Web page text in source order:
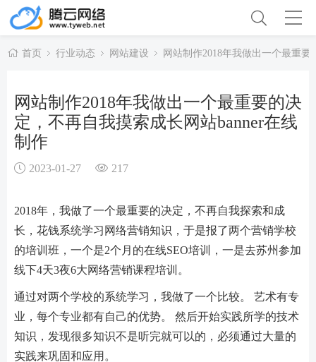
首页 行业动态 网站建设 网站制作2018年我做出一个最重
网站制作2018年我做出一个最重要的决
定，不再自我摸索成长网站banner在线
制作
2023-01-27 217
2018年，我做了一个最重要的决定，不再自我探索和成
长，花钱系统学习网络营销知识，于是报了两个营销学校
的培训班，一个是2个月的在线SEO培训，一是去苏州参加
线下4天3夜6大网络营销课程培训。
通过对两个学校的系统学习，我做了一个比较。 艺术有专
业，每个专业都有自己的优势。 然后开始实践所学的技术
知识，发现很多知识不是听完就可以的，必须通过大量的
实践来巩固和应用。